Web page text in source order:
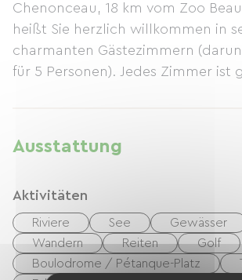
Chenonceau, 18 km vom Zoo
heißt Sie herzlich willkommen in
charmanten Gästezimmern
für 5 Personen). Jedes Zimmer ist
ansonsten wärmt Sie der
leckeren Marmeladen und
genießen. Ein Obstgarten und ein
blühender Park umgeben das
Parkplätze, Fahrräder und
Ausstattung
Aktivitäten
Riviere See Gewässer
Wandern
Reiten
Golf
Boulodrome / Pétanque-Platz